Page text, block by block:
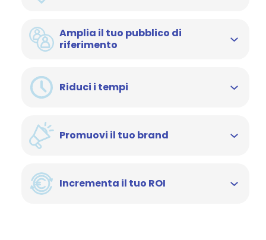
Amplia il tuo pubblico di
riferimento
Riduci i tempi
Promuovi il tuo brand
Incrementa il tuo ROI